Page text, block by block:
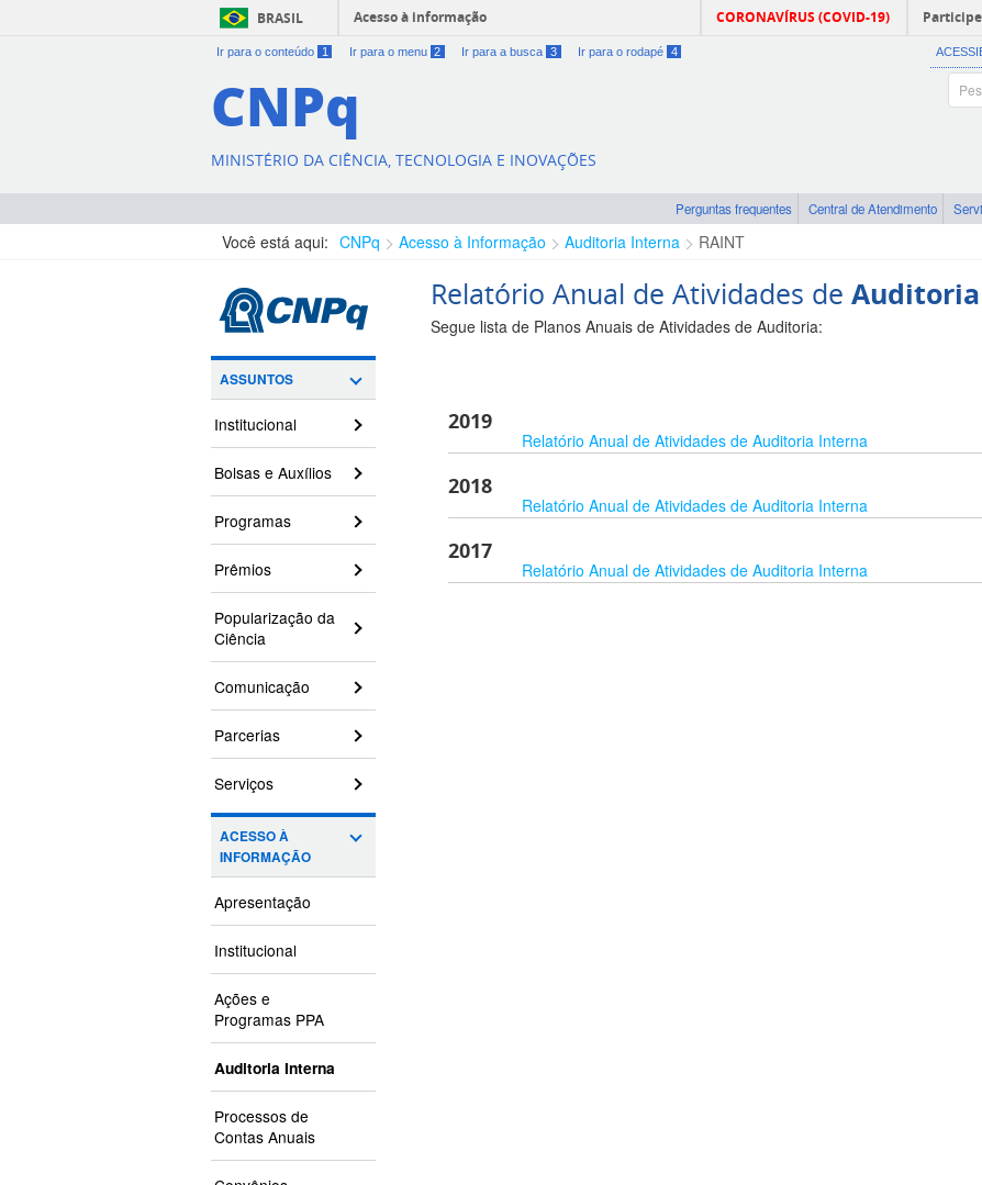
BRASIL Acesso à informação CORONAVÍRUS (COVID-19) Participe
Ir para o conteúdo 1 Ir para o menu 2 Ir para a busca 3 Ir para o rodapé 4
CNPq
MINISTÉRIO DA CIÊNCIA, TECNOLOGIA E INOVAÇÕES
Perguntas frequentes Central de Atendimento
Você está aqui: CNPq Acesso à Informação Auditoria Interna RAINT
ASSUNTOS
Institucional
Bolsas e Auxílios
Programas
Prêmios
Popularização da
Ciência
Comunicação
Parcerias
Serviços
ACESSO À
INFORMAÇÃO
Apresentação
Institucional
Ações e
Programas PPA
Auditoria Interna
Processos de
Contas Anuais
Relatório Anual de Atividades de
Segue lista de Planos Anuais de Atividades de Auditoria:
2019
Relatório Anual de Atividades de Auditoria Interna
2018
Relatório Anual de Atividades de Auditoria Interna
2017
Relatório Anual de Atividades de Auditoria Interna